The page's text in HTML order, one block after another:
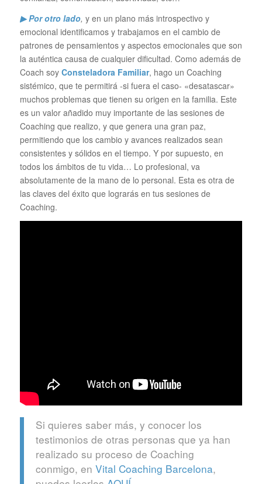
▶ Por otro lado, y en un plano más introspectivo y
emocional identificamos y trabajamos en el cambio de
patrones de pensamientos y aspectos emocionales que son
la auténtica causa de cualquier dificultad. Como además de
Coach soy Consteladora Familiar, hago un Coaching
sistémico, que te permitirá -si fuera el caso- «desatascar»
muchos problemas que tienen su origen en la familia. Este
es un valor añadido muy importante de las sesiones de
Coaching que realizo, y que genera una gran paz,
permitiendo que los cambio y avances realizados sean
consistentes y sólidos en el tiempo. Y por supuesto, en
todos los ámbitos de tu vida… Lo profesional, va
absolutamente de la mano de lo personal. Esta es otra de
las claves del éxito que lograrás en tus sesiones de
Coaching.
Si quieres saber más, y conocer los
testimonios de otras personas que ya han
realizado su proceso de Coaching
conmigo, en Vital Coaching Barcelona,